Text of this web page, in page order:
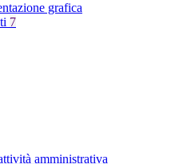
grafica
7
amministrativa